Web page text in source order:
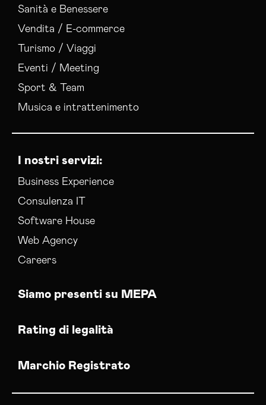
Sanità e Benessere
Vendita / E-commerce
Turismo / Viaggi
Eventi / Meeting
Sport & Team
Musica e intrattenimento
I nostri servizi:
Business Experience
Consulenza IT
Software House
Web Agency
Careers
Siamo presenti su MEPA
Rating di legalità
Marchio Registrato